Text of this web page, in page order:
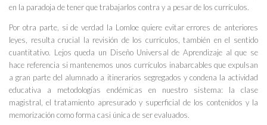
en la paradoja de tener que trabajarlos contra y a pesar de los currículos.
Por otra parte, si de verdad la Lomloe quiere evitar errores de anteriores
leyes, resulta crucial la revisión de los currículos, también en el sentido
cuantitativo. Lejos queda un Diseño Universal de Aprendizaje al que se
hace referencia si mantenemos unos currículos inabarcables que expulsan
a gran parte del alumnado a itinerarios segregados y condena la actividad
educativa a metodologías endémicas en nuestro sistema: la clase
magistral, el tratamiento apresurado y superficial de los contenidos y la
memorización como forma casi única de ser evaluados.